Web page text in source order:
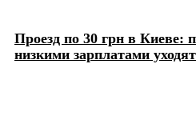
Проезд по 30 грн в Киеве:
низкими зарплатами